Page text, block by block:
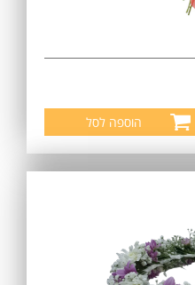
הוספה לסל